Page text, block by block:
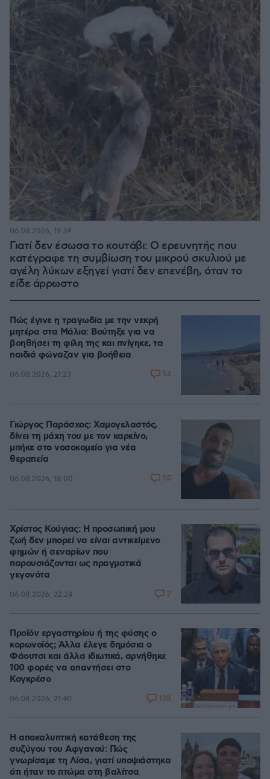
Γιατί δεν έσωσα το κουτάβι: Ο ερευνητής που
κατέγραφε τη συμβίωση του μικρού σκυλιού με
αγέλη λύκων εξηγεί γιατί δεν επενέβη, όταν το
είδε άρρωστο
06.08.2026, 19:34
Πώς έγινε η τραγωδία με την νεκρή
μητέρα στα Μάλια: Βούτηξε για να
βοηθήσει τη φίλη της και πνίγηκε, τα
παιδιά φώναζαν για βοήθεια
06.08.2026, 21:23 53
Γιώργος Παράσχος: Χαμογελαστός,
δίνει τη μάχη του με τον καρκίνο,
μπήκε στο νοσοκομείο για νέα
θεραπεία
06.08.2026, 18:00 55
Χρίστος Κούγιας: Η προσωπική μου
ζωή δεν μπορεί να είναι αντικείμενο
φημών ή σεναρίων που
παρουσιάζονται ως πραγματικά
γεγονότα
06.08.2026, 22:24 2
Προϊόν εργαστηρίου ή της φύσης ο
κορωνοϊός; Άλλα έλεγε δημόσια ο
Φάουτσι και άλλα ιδιωτικά, αρνήθηκε
100 φορές να απαντήσει στο
Κογκρέσο
06.08.2026, 21:40 138
Η αποκαλυπτική κατάθεση της
συζύγου του Αφγανού: Πώς
γνωρίσαμε τη Λίσα, γιατί υποψιάστηκα
ότι ήταν το πτώμα στη βαλίτσα